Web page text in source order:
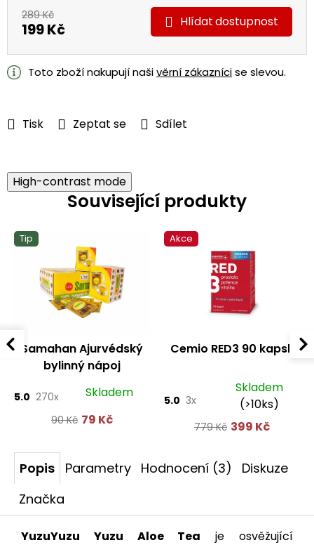
Tisk Zeptat se Sdílet
289 Kč
199 Kč
cena:
Hlídat
Toto zboží nakupují našivěrní zákaznícise slevou.
High-contrast mode
Související produkty
Tip
Samahan Ajurvédský
bylinný nápoj
5.0 270x Skladem
90 Kč 79 Kč
Akce
Cemio RED3 90 kapslí
5.0 3x
Skladem
(>10ks)
779 Kč 399 Kč
Popis Parametry Hodnocení (3)
Diskuze
Značka
YuzuYuzu Yuzu Aloe Tea je osvěžující